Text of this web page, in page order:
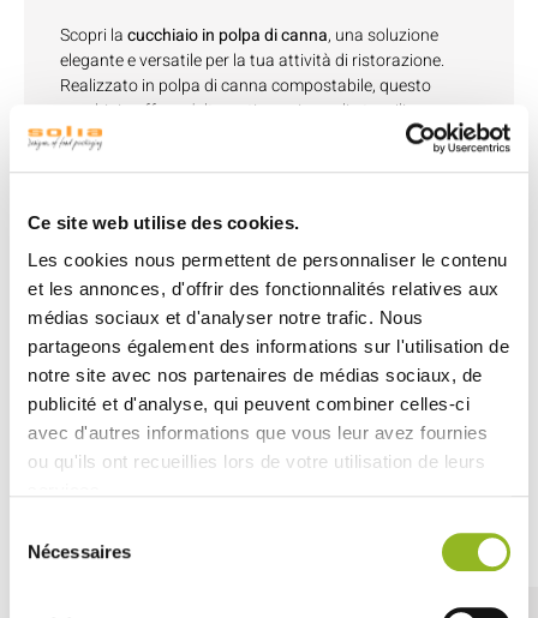
Ce site web utilise des cookies.
Les cookies nous permettent de personnaliser le contenu
et les annonces, d'offrir des fonctionnalités relatives aux
médias sociaux et d'analyser notre trafic. Nous
partageons également des informations sur l'utilisation de
notre site avec nos partenaires de médias sociaux, de
publicité et d'analyse, qui peuvent combiner celles-ci
avec d'autres informations que vous leur avez fournies
ou qu'ils ont recueillies lors de votre utilisation de leurs
Nécessaires
Scopri lacucchiaio in polpa di canna, una soluzione
elegante e versatile per la tua attività di ristorazione.
Realizzato in polpa di canna compostabile, questo
cucchiaio offre un'alternativa unica agli utensili usa e
getta tradizionali.
I clienti potranno gustare un'insalata fresca, una zuppa
canna, senza compromettere il sapore degli alimenti.
Non solo questo cucchiaio è versatile, ma è anche
pratico. Che si tratti di servire dessert, distribuire salse o
mescolare bevande, soddisfa tutte le esigenze di
ristorazione.